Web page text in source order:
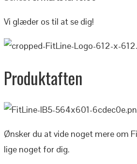
Vi glæder os til at se dig!
Produktaften
Ønsker du at vide noget mere om
lige noget for dig.